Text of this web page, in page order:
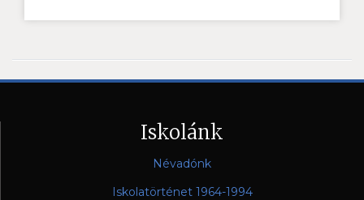
Iskolánk
Névadónk
Iskolatörténet 1964-1994